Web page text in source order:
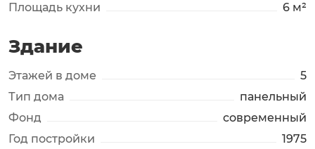
Площадь кухни
6 м²
Здание
Этажей в доме
5
Тип дома
панельный
Фонд
современный
Год постройки
1975